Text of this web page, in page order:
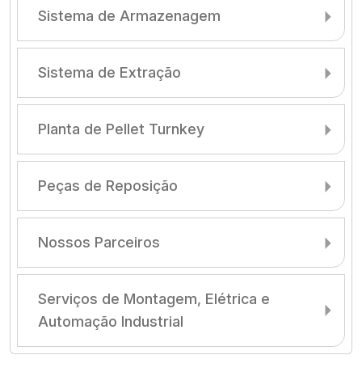
Sistema de Armazenagem
Sistema de Extração
Planta de Pellet Turnkey
Peças de Reposição
Nossos Parceiros
Serviços de Montagem, Elétrica e
Automação Industrial